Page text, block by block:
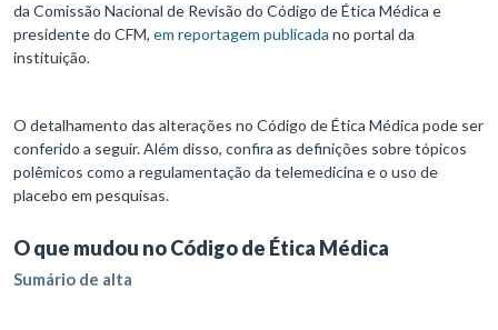
da Comissão Nacional de Revisão do Código de Ética Médica e
presidente do CFM, em reportagem publicada no portal da
instituição.
O detalhamento das alterações no Código de Ética Médica pode ser
conferido a seguir. Além disso, confira as definições sobre tópicos
polêmicos como a regulamentação da telemedicina e o uso de
placebo em pesquisas.
O que mudou no Código de Ética Médica
Sumário de alta